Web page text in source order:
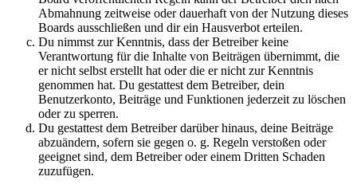
Abmahnung zeitweise oder dauerhaft von der Nutzung dieses
Boards ausschließen und dir ein Hausverbot erteilen.
Du nimmst zur Kenntnis, dass der Betreiber keine
Verantwortung für die Inhalte von Beiträgen übernimmt, die
er nicht selbst erstellt hat oder die er nicht zur Kenntnis
genommen hat. Du gestattest dem Betreiber, dein
Benutzerkonto, Beiträge und Funktionen jederzeit zu löschen
oder zu sperren.
Du gestattest dem Betreiber darüber hinaus, deine Beiträge
abzuändern, sofern sie gegen o. g. Regeln verstoßen oder
geeignet sind, dem Betreiber oder einem Dritten Schaden
zuzufügen.